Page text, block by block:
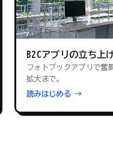
B2Cアプリの立ち上
フォトブックアプリで奮
拡大まで。
読みはじめる →